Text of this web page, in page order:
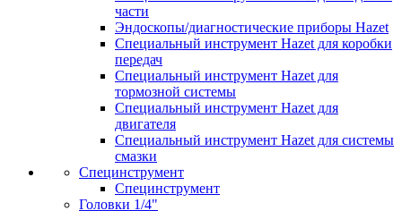
части
Эндоскопы/диагностические приборы Hazet
Специальный инструмент Hazet для коробки
передач
Специальный инструмент Hazet для
тормозной системы
Специальный инструмент Hazet для
двигателя
Специальный инструмент Hazet для системы
смазки
Специнструмент
Специнструмент
Головки 1/4"